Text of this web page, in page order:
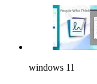
windows 11